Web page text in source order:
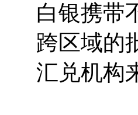
白银携带
跨区域的
汇兑机构